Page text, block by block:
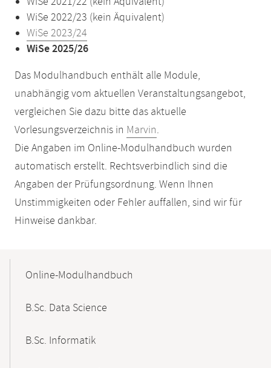
WiSe 2022/23 (kein Äquivalent)
WiSe 2023/24
WiSe 2025/26
Das Modulhandbuch enthält alle Module,
unabhängig vom aktuellen Veranstaltungsangebot,
vergleichen Sie dazu bitte das aktuelle
Vorlesungsverzeichnis in Marvin.
Die Angaben im Online-Modulhandbuch wurden
automatisch erstellt. Rechtsverbindlich sind die
Angaben der Prüfungsordnung. Wenn Ihnen
Unstimmigkeiten oder Fehler auffallen, sind wir für
Hinweise dankbar.
NavigationOnline-Modulhandbuch
B.Sc. Data Science
B.Sc. Informatik